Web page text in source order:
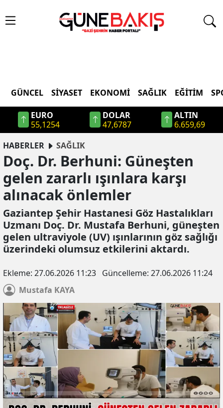
GÜNCEL SIYASET EKONOMI SAĞLIK EĞITIM
EURO
55,1254
DOLAR
47,6787
ALTIN
6.659,69
HABERLER
SAĞLIK
Doç. Dr. Berhuni: Güneşten
gelen zararlı ışınlara karşı
alınacak önlemler
Gaziantep Şehir Hastanesi Göz Hastalıkları
Uzmanı Doç. Dr. Mustafa Berhuni, güneşten
gelen ultraviyole (UV) ışınlarının göz sağlığı
üzerindeki olumsuz etkilerini aktardı.
Ekleme: 27.06.2026 11:23 Güncelleme: 27.06.2026 11:24
Mustafa KAYA